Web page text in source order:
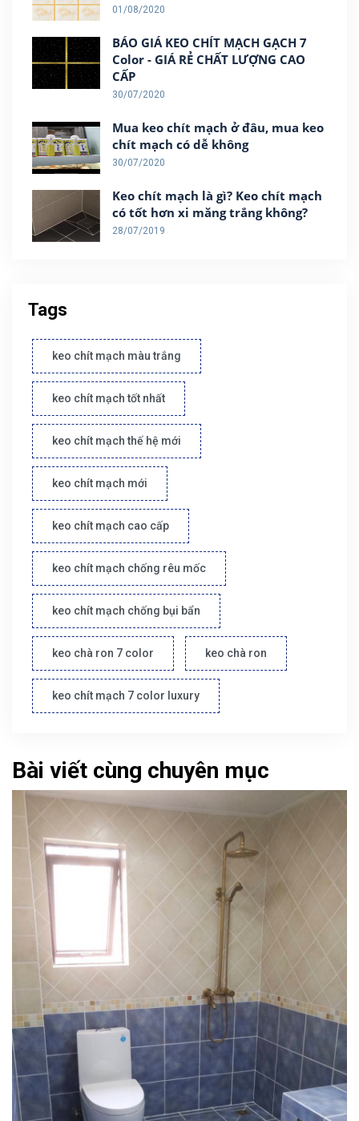
01/08/2020
BÁO GIÁ KEO CHÍT MẠCH GẠCH 7
Color - GIÁ RẺ CHẤT LƯỢNG CAO
CẤP
30/07/2020
Mua keo chít mạch ở đâu, mua keo
chít mạch có dễ không
30/07/2020
Keo chít mạch là gì? Keo chít mạch
có tốt hơn xi măng trắng không?
28/07/2019
Tags
keo chít mạch màu trắng
keo chít mạch tốt nhất
keo chít mạch thế hệ mới
keo chít mạch mới
keo chít mạch cao cấp
keo chít mạch chống rêu mốc
keo chít mạch chống bụi bẩn
keo chà ron 7 color keo chà ron
keo chít mạch 7 color luxury
Bài viết cùng chuyên mục